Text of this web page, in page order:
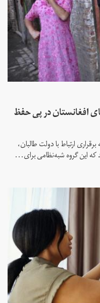
افغانستان در پی حفظ
ارتباط با دولت طالبان،
که این گروه شبه‌نظامی برای...